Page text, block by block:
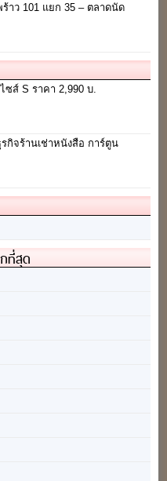
าว 101 แยก 35 – ตลาดนัด
ซส์ S ราคา 2,990 บ.
กิจร้านเช่าหนังสือ การ์ตูน
ที่สุด